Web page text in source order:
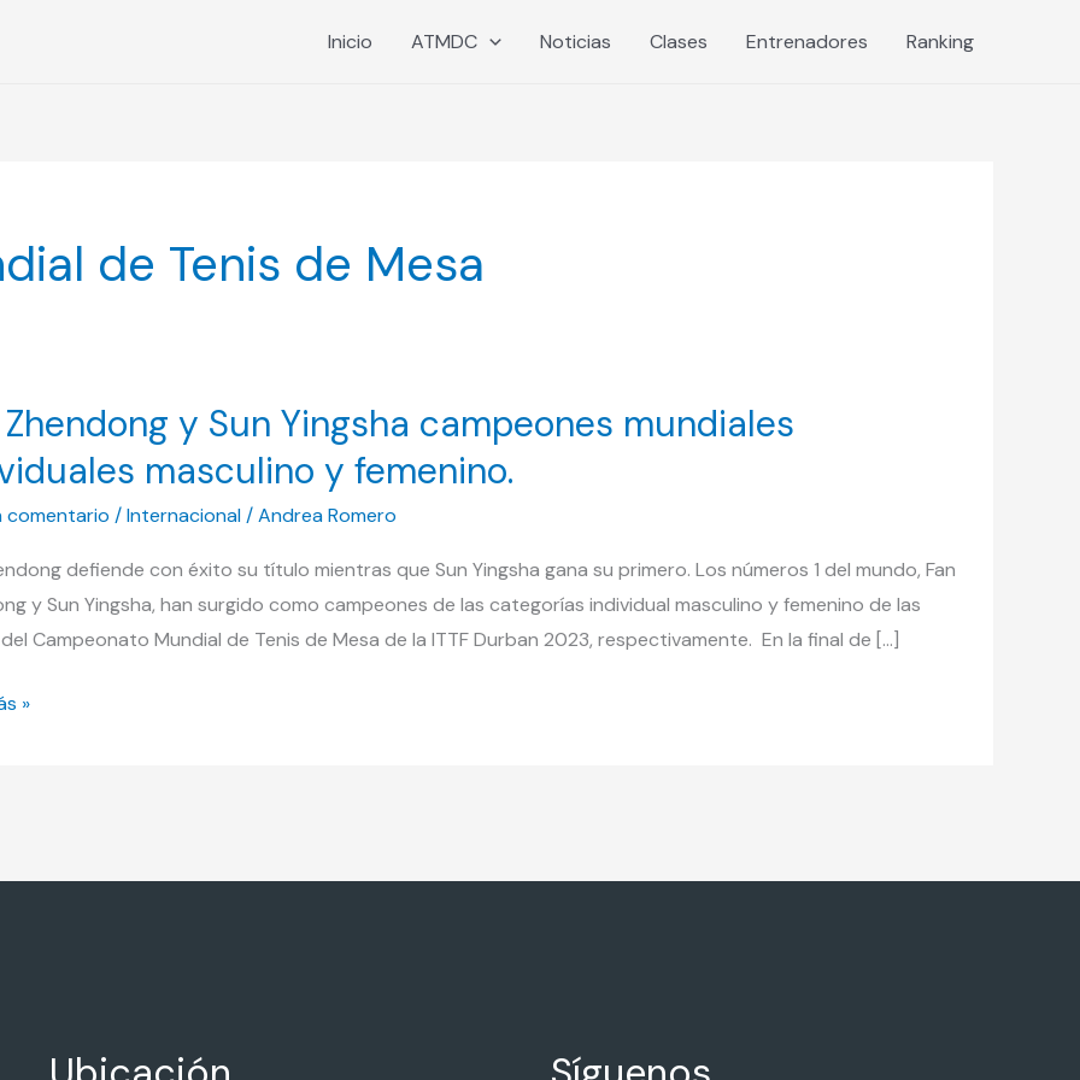
Inicio ATMDC Noticias Clases Entrenadores Ranking
de Tenis de Mesa
Zhendong y Sun Yingsha campeones mundiales
masculino y femenino.
comentario /Internacional/Andrea Romero
defiende con éxito su título mientras que Sun Yingsha gana su primero. Los números 1 del mundo, Fan
y Sun Yingsha, han surgido como campeones de las categorías individual masculino y femenino de las
Campeonato Mundial de Tenis de Mesa de la ITTF Durban 2023, respectivamente. En la final de […]
»